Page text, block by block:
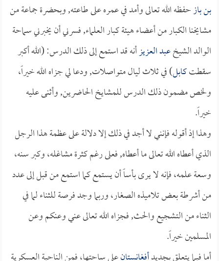
بن بازحفظه الله تعالى وأمد في عمره على طاعته, وبحضرة جماعة من
مشايخنا الكبار من أعضاء هيئة كبار العلماء, فسرني أن يخبرني سماحة
الوالد الشيخعبد العزيزأنه قد استمع إلى ذلك الدرس: (الله أكبر
سقطتكابل) في ثلاث ليال متواصلات, ودعا لي جزاه الله خيراً،
ولخص مضمون ذلك الدرس للمشايخ الحاضرين, وأثنى عليه
خيراً.
وهذا إذ أقوله فإنني لا أجد في ذلك إلا دلالة على عظمة هذا الرجل
الذي أعطاه الله تعالى ما أعطاه, فعلى رغم كثرة مشاغله، وكبر سنه،
وسعة علمه، فإنه لا يرى بأساً أن يستمع كما استمع من قبل إلى عدد
من أشرطة بعض تلاميذه الصغار، وربما وجد فرصة للثناء لما في
الثناء من التشجيع والحث, فجزاه الله تعالى عني وعنكم وعن
المسلمين خيراً.